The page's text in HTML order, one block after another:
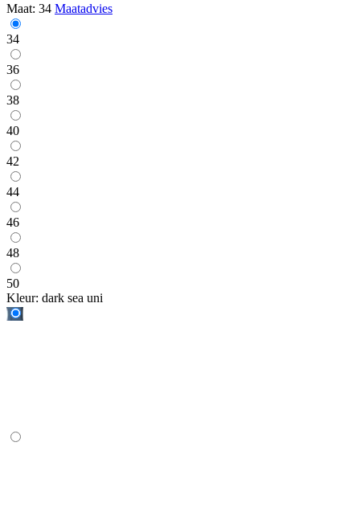
Maat: 34 Maatadvies
34
36
38
40
42
44
46
48
50
Kleur: dark sea uni